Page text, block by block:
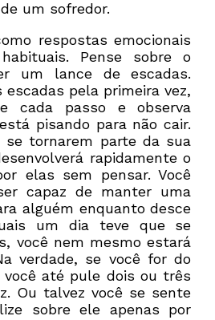
um sofredor.
respostas emocionais
Pense sobre o
um lance de escadas.
escadas pela primeira vez,
cada passo e observa
pisando para não cair.
se tornarem parte da sua
rapidamente o
elas sem pensar. Você
capaz de manter uma
alguém enquanto desce
um dia teve que se
você nem mesmo estará
verdade, se você for do
até pule dois ou três
Ou talvez você se sente
sobre ele apenas por